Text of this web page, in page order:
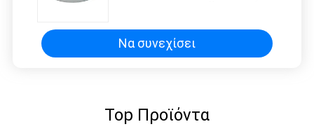
Να συνεχίσει
Top Προϊόντα